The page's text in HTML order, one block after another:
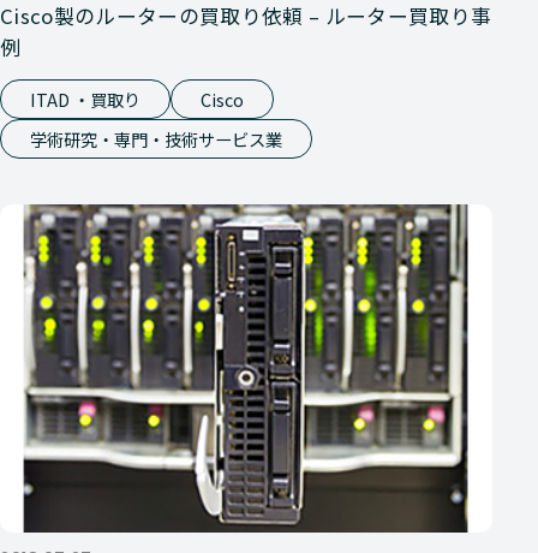
Cisco製のルーターの買取り依頼 – ルーター買取り事
例
ITAD ・買取り
Cisco
学術研究・専門・技術サービス業